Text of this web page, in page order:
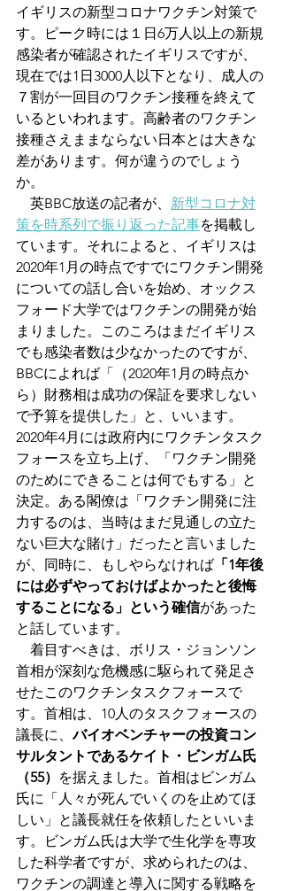
イギリスの新型コロナワクチン対策で
す。ピーク時には１日6万人以上の新規
感染者が確認されたイギリスですが、
現在では1日3000人以下となり、成人の
７割が一回目のワクチン接種を終えて
いるといわれます。高齢者のワクチン
接種さえままならない日本とは大きな
差があります。何が違うのでしょう
か。
英BBC放送の記者が、 新型コロナ対
策を時系列で振り返った記事を掲載し
ています。それによると、イギリスは
2020年1月の時点ですでにワクチン開発
についての話し合いを始め、オックス
フォード大学ではワクチンの開発が始
まりました。このころはまだイギリス
でも感染者数は少なかったのですが、
BBCによれば「（2020年1月の時点か
ら）財務相は成功の保証を要求しない
で予算を提供した」と、いいます。
2020年4月には政府内にワクチンタスク
フォースを立ち上げ、「ワクチン開発
のためにできることは何でもする」と
決定。ある閣僚は「ワクチン開発に注
力するのは、当時はまだ見通しの立た
ない巨大な賭け」だったと言いました
が、同時に、もしやらなければ 「1年後
には必ずやっておけばよかったと後悔
することになる」という確信があった
と話しています。
着目すべきは、ボリス・ジョンソン
首相が深刻な危機感に駆られて発足さ
せたこのワクチンタスクフォースで
す。首相は、10人のタスクフォースの
議長に、バイオベンチャーの投資コン
サルタントであるケイト・ビンガム氏
（55） を据えました。首相はビンガム
氏に「人々が死んでいくのを止めてほ
しい」と議長就任を依頼したといいま
す。ビンガム氏は大学で生化学を専攻
した科学者ですが、求められたのは、
ワクチンの調達と導入に関する戦略を